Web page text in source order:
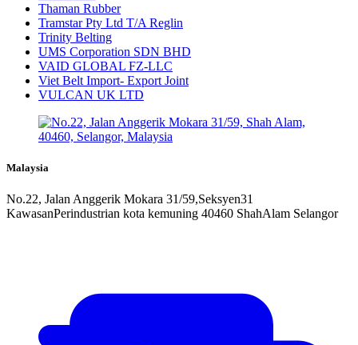
Thaman Rubber
Tramstar Pty Ltd T/A Reglin
Trinity Belting
UMS Corporation SDN BHD
VAID GLOBAL FZ-LLC
Viet Belt Import- Export Joint
VULCAN UK LTD
Malaysia
No.22, Jalan Anggerik Mokara 31/59,Seksyen31
KawasanPerindustrian kota kemuning 40460 ShahAlam Selangor